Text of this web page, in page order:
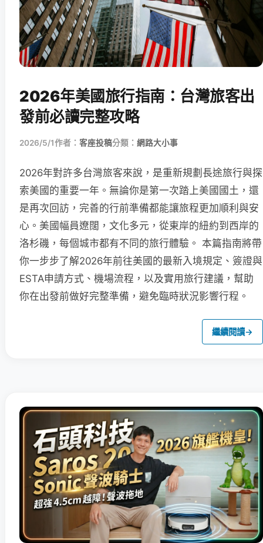
2026年美國旅行指南：台灣旅客出
發前必讀完整攻略
2026/5/1作者： 客座投稿分類： 網路大小事
2026年對許多台灣旅客來說，是重新規劃長途旅行與探
索美國的重要一年。無論你是第一次踏上美國國土，還
是再次回訪，完善的行前準備都能讓旅程更加順利與安
心。美國幅員遼闊，文化多元，從東岸的紐約到西岸的
洛杉磯，每個城市都有不同的旅行體驗。 本篇指南將帶
你一步步了解2026年前往美國的最新入境規定、簽證與
ESTA申請方式、機場流程，以及實用旅行建議，幫助
你在出發前做好完整準備，避免臨時狀況影響行程。
繼續閱讀→